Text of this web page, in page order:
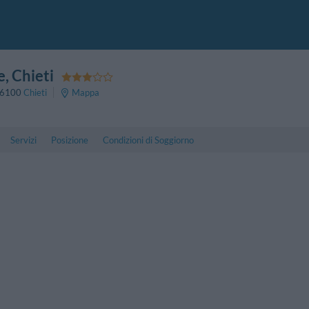
, Chieti
Chieti Mappa
Servizi Posizione Condizioni di Soggiorno